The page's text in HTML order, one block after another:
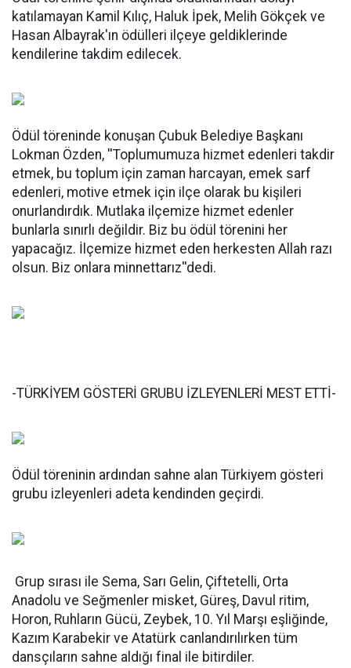
katılamayan Kamil Kılıç, Haluk İpek, Melih Gökçek ve
Hasan Albayrak'ın ödülleri ilçeye geldiklerinde
kendilerine takdim edilecek.
Ödül töreninde konuşan Çubuk Belediye Başkanı
Lokman Özden, ''Toplumumuza hizmet edenleri takdir
etmek, bu toplum için zaman harcayan, emek sarf
edenleri, motive etmek için ilçe olarak bu kişileri
onurlandırdık. Mutlaka ilçemize hizmet edenler
bunlarla sınırlı değildir. Biz bu ödül törenini her
yapacağız. İlçemize hizmet eden herkesten Allah razı
olsun. Biz onlara minnettarız''dedi.
-TÜRKİYEM GÖSTERİ GRUBU İZLEYENLERİ MEST ETTİ-
Ödül töreninin ardından sahne alan Türkiyem gösteri
grubu izleyenleri adeta kendinden geçirdi.
Grup sırası ile Sema, Sarı Gelin, Çiftetelli, Orta
Anadolu ve Seğmenler misket, Güreş, Davul ritim,
Horon, Ruhların Gücü, Zeybek, 10. Yıl Marşı eşliğinde,
Kazım Karabekir ve Atatürk canlandırılırken tüm
dansçıların sahne aldığı final ile bitirdiler.